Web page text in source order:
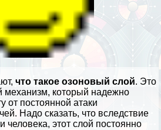
что такое озоновый слой. Это
механизм, который надежно
от постоянной атаки
Надо сказать, что вследствие
человека, этот слой постоянно